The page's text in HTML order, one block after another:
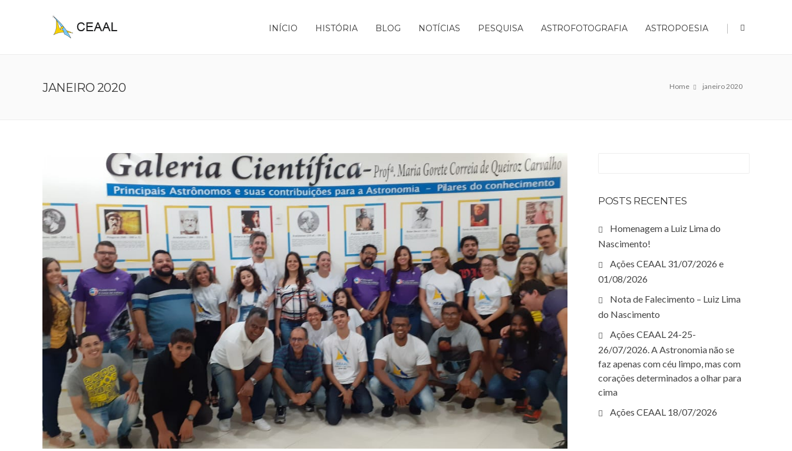
INÍCIO HISTÓRIA BLOG NOTÍCIAS PESQUISA ASTROFOTOGRAFIA ASTROPOESIA |
Home janeiro 2020
JANEIRO 2020
POSTS RECENTES
Homenagem a Luiz Lima do
Nascimento!
Ações CEAAL 31/07/2026 e
01/08/2026
Nota de Falecimento – Luiz Lima
do Nascimento
Ações CEAAL 24-25-
26/07/2026. A Astronomia não se
faz apenas com céu limpo, mas com
corações determinados a olhar para
cima
Ações CEAAL 18/07/2026